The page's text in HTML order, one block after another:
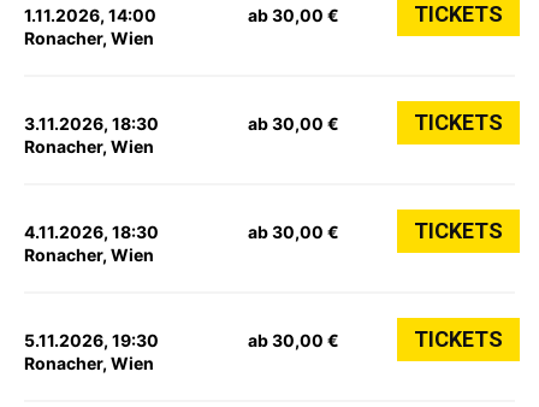
1.11.2026, 14:00
Ronacher, Wien
ab 30,00 € TICKETS
3.11.2026, 18:30
Ronacher, Wien
ab 30,00 € TICKETS
4.11.2026, 18:30
Ronacher, Wien
ab 30,00 € TICKETS
5.11.2026, 19:30
Ronacher, Wien
ab 30,00 € TICKETS